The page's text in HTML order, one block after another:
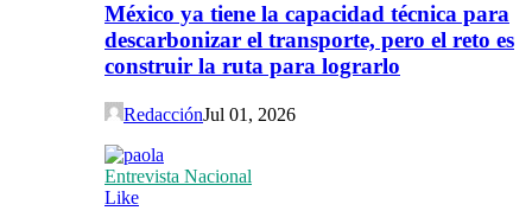
México ya tiene la capacidad técnica para
descarbonizar el transporte, pero el reto es
construir la ruta para lograrlo
RedacciónJul 01, 2026
Entrevista Nacional
Like